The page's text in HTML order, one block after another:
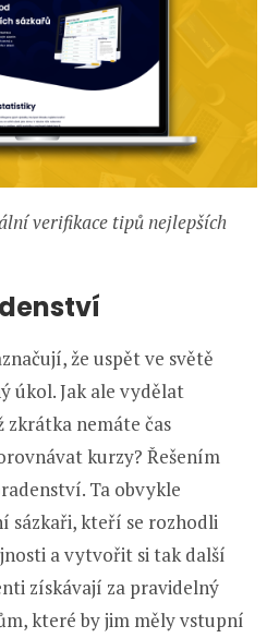
verifikace tipů nejlepších
že uspět ve světě
úkol. Jak ale vydělat
zkrátka nemáte čas
kurzy? Řešením
Ta obvykle
sázkaři, kteří se rozhodli
a vytvořit si tak další
získávají za pravidelný
které by jim měly vstupní